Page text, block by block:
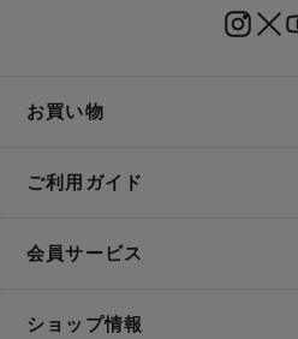
お買い物
ご利用ガイド
会員サービス
ショップ情報